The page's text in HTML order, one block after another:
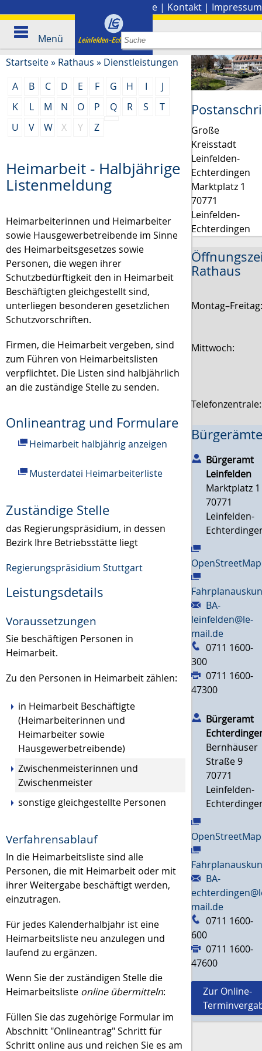
Presse | Kontakt | Impressum
Menü
Startseite» Rathaus » Dienstleistungen
A
B C D E F G H I
J
K
L M N O P Q R S
T
U
V W X Y Z
Heimarbeit - Halbjährige
Listenmeldung
Heimarbeiterinnen und Heimarbeiter
sowie Hausgewerbetreibende im Sinne
des Heimarbeitsgesetzes sowie
Personen, die wegen ihrer
Schutzbedürftigkeit den in Heimarbeit
Beschäftigten gleichgestellt sind,
unterliegen besonderen gesetzlichen
Schutzvorschriften.
Firmen, die Heimarbeit vergeben, sind
zum Führen von Heimarbeitslisten
verpflichtet. Die Listen sind halbjährlich
an die zuständige Stelle zu senden.
Onlineantrag und Formulare
Heimarbeit halbjährig anzeigen
Musterdatei Heimarbeiterliste
Zuständige Stelle
das Regierungspräsidium, in dessen
Bezirk Ihre Betriebsstätte liegt
Regierungspräsidium Stuttgart
Leistungsdetails
Voraussetzungen
Sie beschäftigen Personen in
Heimarbeit.
Zu den Personen in Heimarbeit zählen:
in Heimarbeit Beschäftigte
(Heimarbeiterinnen und
Heimarbeiter sowie
Hausgewerbetreibende)
Zwischenmeisterinnen und
Zwischenmeister
sonstige gleichgestellte Personen
Verfahrensablauf
In die Heimarbeitsliste sind alle
Personen, die mit Heimarbeit oder mit
ihrer Weitergabe beschäftigt werden,
einzutragen.
Für jedes Kalenderhalbjahr ist eine
Heimarbeitsliste neu anzulegen und
laufend zu ergänzen.
Wenn Sie der zuständigen Stelle die
Heimarbeitsliste online übermitteln:
Füllen Sie das zugehörige Formular im
Abschnitt "Onlineantrag" Schritt für
Schritt online aus und reichen Sie es am
Große
Kreisstadt
Leinfelden-
Echterdingen
Marktplatz 1
70771
Leinfelden-
Echterdingen
Rathaus
Mittwoch:
Bürgeramt
Leinfelden
Marktplatz 1
70771
Leinfelden-
OpenStreetMap
BA-
leinfelden@le-
mail.de
0711 1600-
300
0711 1600-
47300
Bürgeramt
Bernhäuser
Straße 9
70771
Leinfelden-
OpenStreetMap
BA-
mail.de
0711 1600-
600
0711 1600-
47600
Zur Online-